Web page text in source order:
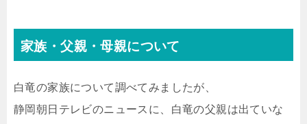
家族・父親・母親について
白竜の家族について調べてみましたが、
静岡朝日テレビのニュースに、白竜の父親は出ていな